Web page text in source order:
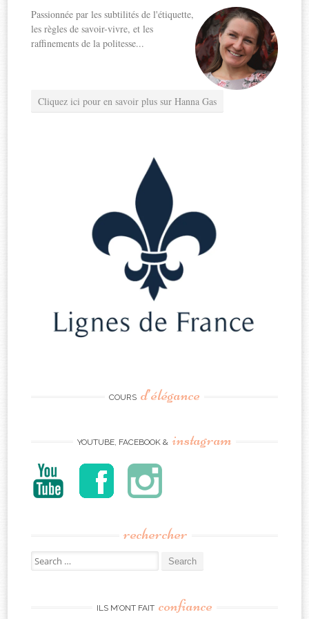
Passionnée par les subtilités de l'étiquette,
les règles de savoir-vivre, et les
raffinements de la politesse...
Cliquez ici pour en savoir plus sur Hanna Gas
COURS d’élégance
YOUTUBE, FACEBOOK & instagram
rechercher
Search
for:
ILS M’ONT FAIT confiance